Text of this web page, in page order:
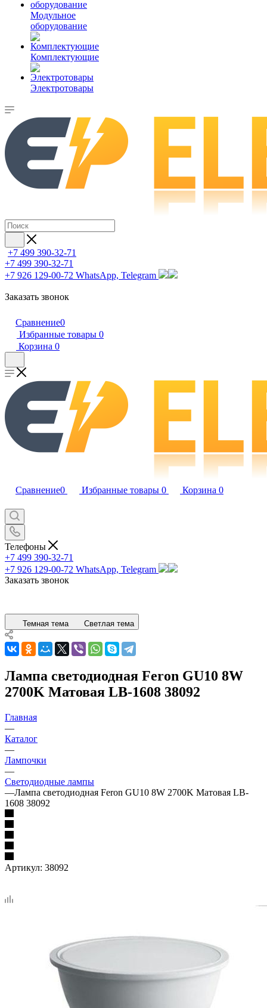
Модульное
оборудование
Комплектующие
Электротовары
+7 499 390-32-71
+7 499 390-32-71
+7 926 129-00-72 WhatsApp, Telegram
Заказать звонок
Сравнение0
Избранные товары 0
Корзина 0
Сравнение0 Избранные товары 0 Корзина 0
Телефоны
+7 499 390-32-71
+7 926 129-00-72 WhatsApp, Telegram
Заказать звонок
Темная тема Светлая тема
Лампа светодиодная Feron GU10 8W
2700K Матовая LB-1608 38092
Главная
—
Каталог
—
Лампочки
—
Светодиодные лампы
—Лампа светодиодная Feron GU10 8W 2700K Матовая LB-
1608 38092
Артикул: 38092